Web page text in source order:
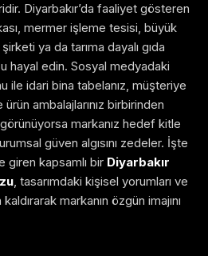
Diyarbakır’da faaliyet gösteren
mermer işleme tesisi, büyük
ya da tarıma dayalı gıda
hayal edin. Sosyal medyadaki
ile idari bina tabelanız, müşteriye
ambalajlarınız birbirinden
markanız hedef kitle
güven algısını zedeler. İşte
giren kapsamlı bir Diyarbakır
, tasarımdaki kişisel yorumları ve
markanın özgün imajını